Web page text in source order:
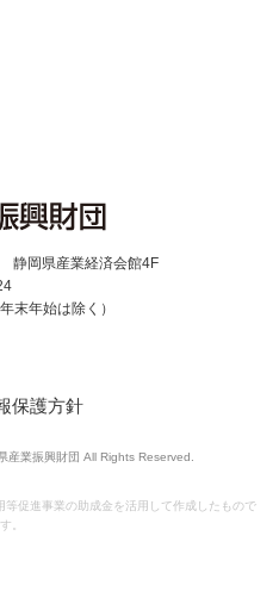
岡県産業経済会館4F
末年始は除く）
保護方針
業振興財団 All Rights Reserved.
等促進事業の助成金を活用して作成したもので
す。